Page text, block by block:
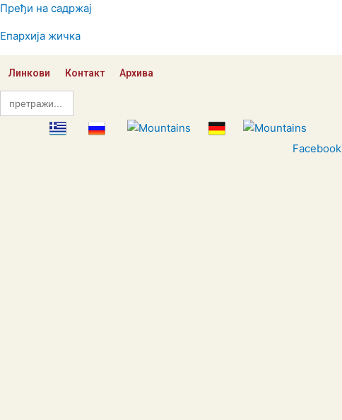
Пређи на садржај
Епархија жичка
Линкови Контакт Архива
Search
for:
Facebook